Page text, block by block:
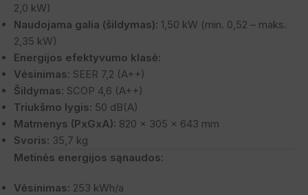
2,0 kW)
Naudojama galia (šildymas): 1,50 kW (min. 0,52 – maks.
2,35 kW)
Energijos efektyvumo klasė:
Vėsinimas: SEER 7,2 (A++)
Šildymas: SCOP 4,6 (A++)
Triukšmo lygis: 50 dB(A)
Matmenys (PxGxA): 820 x 305 x 643 mm
Svoris: 35,7 kg
Metinės energijos sąnaudos:
Vėsinimas: 253 kWh/a